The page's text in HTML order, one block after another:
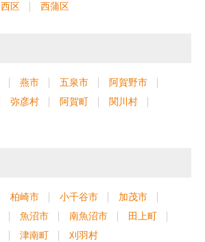
西区 西蒲区
燕市 五泉市
阿賀野市
弥彦村 阿賀町
関川村
柏崎市 小千谷市
加茂市
魚沼市 南魚沼市
田上町
津南町 刈羽村